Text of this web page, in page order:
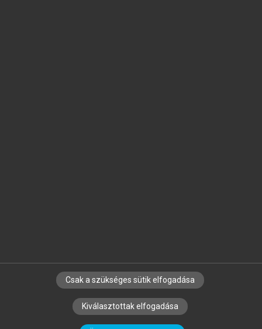
SZERZŐKNEK CÉGEKNEK KÖNYVTÁROSOKNAK
SZERKESZTÉSI ÉS LEKTORÁLÁSI ALAPELVEK
Csak a szükséges sütik elfogadása
Kiválasztottak elfogadása